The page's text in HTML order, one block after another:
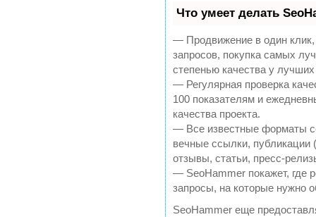
Что умеет делать
— Продвижение в один
запросов, покупка самых
степенью качества у
— Регулярная проверка
100 показателям и
качества проекта.
— Все известные форматы
вечные ссылки, публикации
отзывы, статьи, пресс-
— SeoHammer покажет, где
запросы, на которые нужно
SeoHammer еще